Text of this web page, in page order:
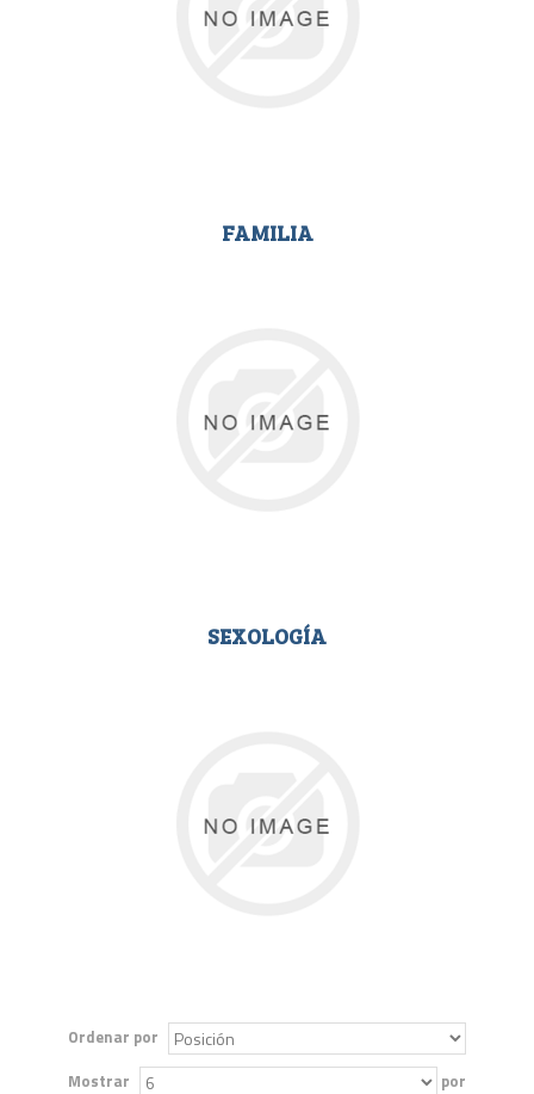
FAMILIA
SEXOLOGÍA
Ordenar por
Mostrar
por